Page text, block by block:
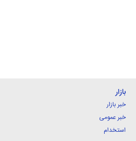
بازار
خبر بازار
خبر عمومی
استخدام